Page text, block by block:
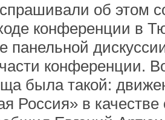
об этом
конференции в
панельной
конференции.
была такой:
Россия» в качестве